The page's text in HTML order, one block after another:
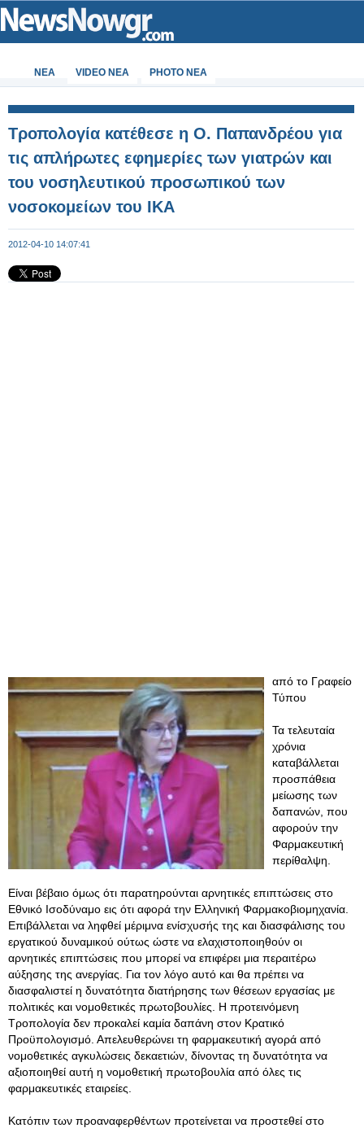
ΝΕΑ VIDEO NEA PHOTO NEA
Τροπολογία κατέθεσε η Ο. Παπανδρέου για
τις απλήρωτες εφημερίες των γιατρών και
του νοσηλευτικού προσωπικού των
νοσοκομείων του ΙΚΑ
2012-04-10 14:07:41
από το Γραφείο
Τύπου
Τα τελευταία
χρόνια
καταβάλλεται
προσπάθεια
μείωσης των
δαπανών, που
αφορούν την
Φαρμακευτική
περίθαλψη.
Είναι βέβαιο όμως ότι παρατηρούνται αρνητικές επιπτώσεις στο
Εθνικό Ισοδύναμο εις ότι αφορά την Ελληνική Φαρμακοβιομηχανία.
Επιβάλλεται να ληφθεί μέριμνα ενίσχυσής της και διασφάλισης του
εργατικού δυναμικού ούτως ώστε να ελαχιστοποιηθούν οι
αρνητικές επιπτώσεις που μπορεί να επιφέρει μια περαιτέρω
αύξησης της ανεργίας. Για τον λόγο αυτό και θα πρέπει να
διασφαλιστεί η δυνατότητα διατήρησης των θέσεων εργασίας με
πολιτικές και νομοθετικές πρωτοβουλίες. Η προτεινόμενη
Τροπολογία δεν προκαλεί καμία δαπάνη στον Κρατικό
Προϋπολογισμό. Απελευθερώνει τη φαρμακευτική αγορά από
νομοθετικές αγκυλώσεις δεκαετιών, δίνοντας τη δυνατότητα να
αξιοποιηθεί αυτή η νομοθετική πρωτοβουλία από όλες τις
φαρμακευτικές εταιρείες.
Κατόπιν των προαναφερθέντων προτείνεται να προστεθεί στο